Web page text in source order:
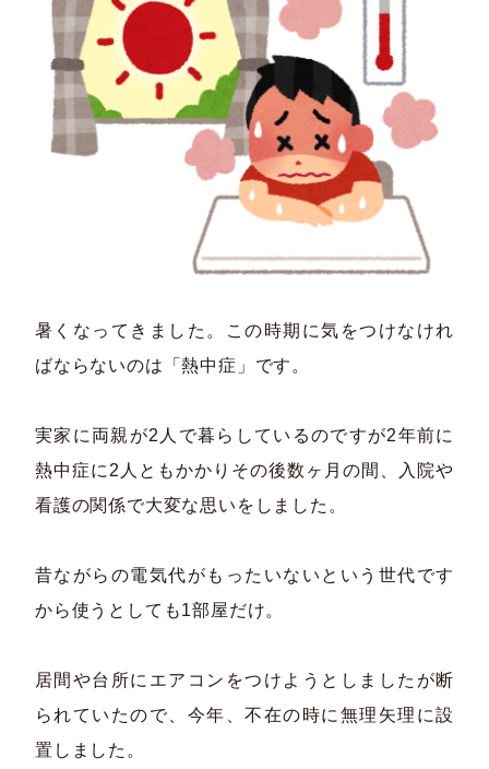
暑くなってきました。この時期に気をつけなけれ
ばならないのは「熱中症」です。
実家に両親が2人で暮らしているのですが2年前に
熱中症に2人ともかかりその後数ヶ月の間、入院や
看護の関係で大変な思いをしました。
昔ながらの電気代がもったいないという世代です
から使うとしても1部屋だけ。
居間や台所にエアコンをつけようとしましたが断
られていたので、今年、不在の時に無理矢理に設
置しました。